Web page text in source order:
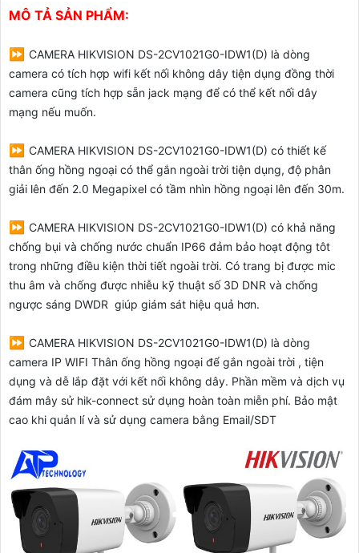
MÔ TẢ SẢN PHẨM:
⏩ CAMERA HIKVISION DS-2CV1021G0-IDW1(D) là dòng
camera có tích hợp wifi kết nối không dây tiện dụng đồng thời
camera cũng tích hợp sẵn jack mạng để có thể kết nối dây
mạng nếu muốn.
⏩ CAMERA HIKVISION DS-2CV1021G0-IDW1(D) có thiết kế
thân ống hồng ngoại có thể gắn ngoài trời tiện dụng, độ phân
giải lên đến 2.0 Megapixel có tầm nhìn hồng ngoại lên đến 30m.
⏩ CAMERA HIKVISION DS-2CV1021G0-IDW1(D) có khả năng
chống bụi và chống nước chuẩn IP66 đảm bảo hoạt động tôt
trong những điều kiện thời tiết ngoài trời. Có trang bị được mic
thu âm và chống được nhiễu kỹ thuật số 3D DNR và chống
ngược sáng DWDR giúp giám sát hiệu quả hơn.
⏩ CAMERA HIKVISION DS-2CV1021G0-IDW1(D) là dòng
camera IP WIFI Thân ống hồng ngoại để gắn ngoài trời , tiện
dụng và dễ lắp đặt với kết nối không dây. Phần mềm và dịch vụ
đám mây sử hik-connect sử dụng hoàn toàn miễn phí. Bảo mật
cao khi quản lí và sử dụng camera bằng Email/SDT